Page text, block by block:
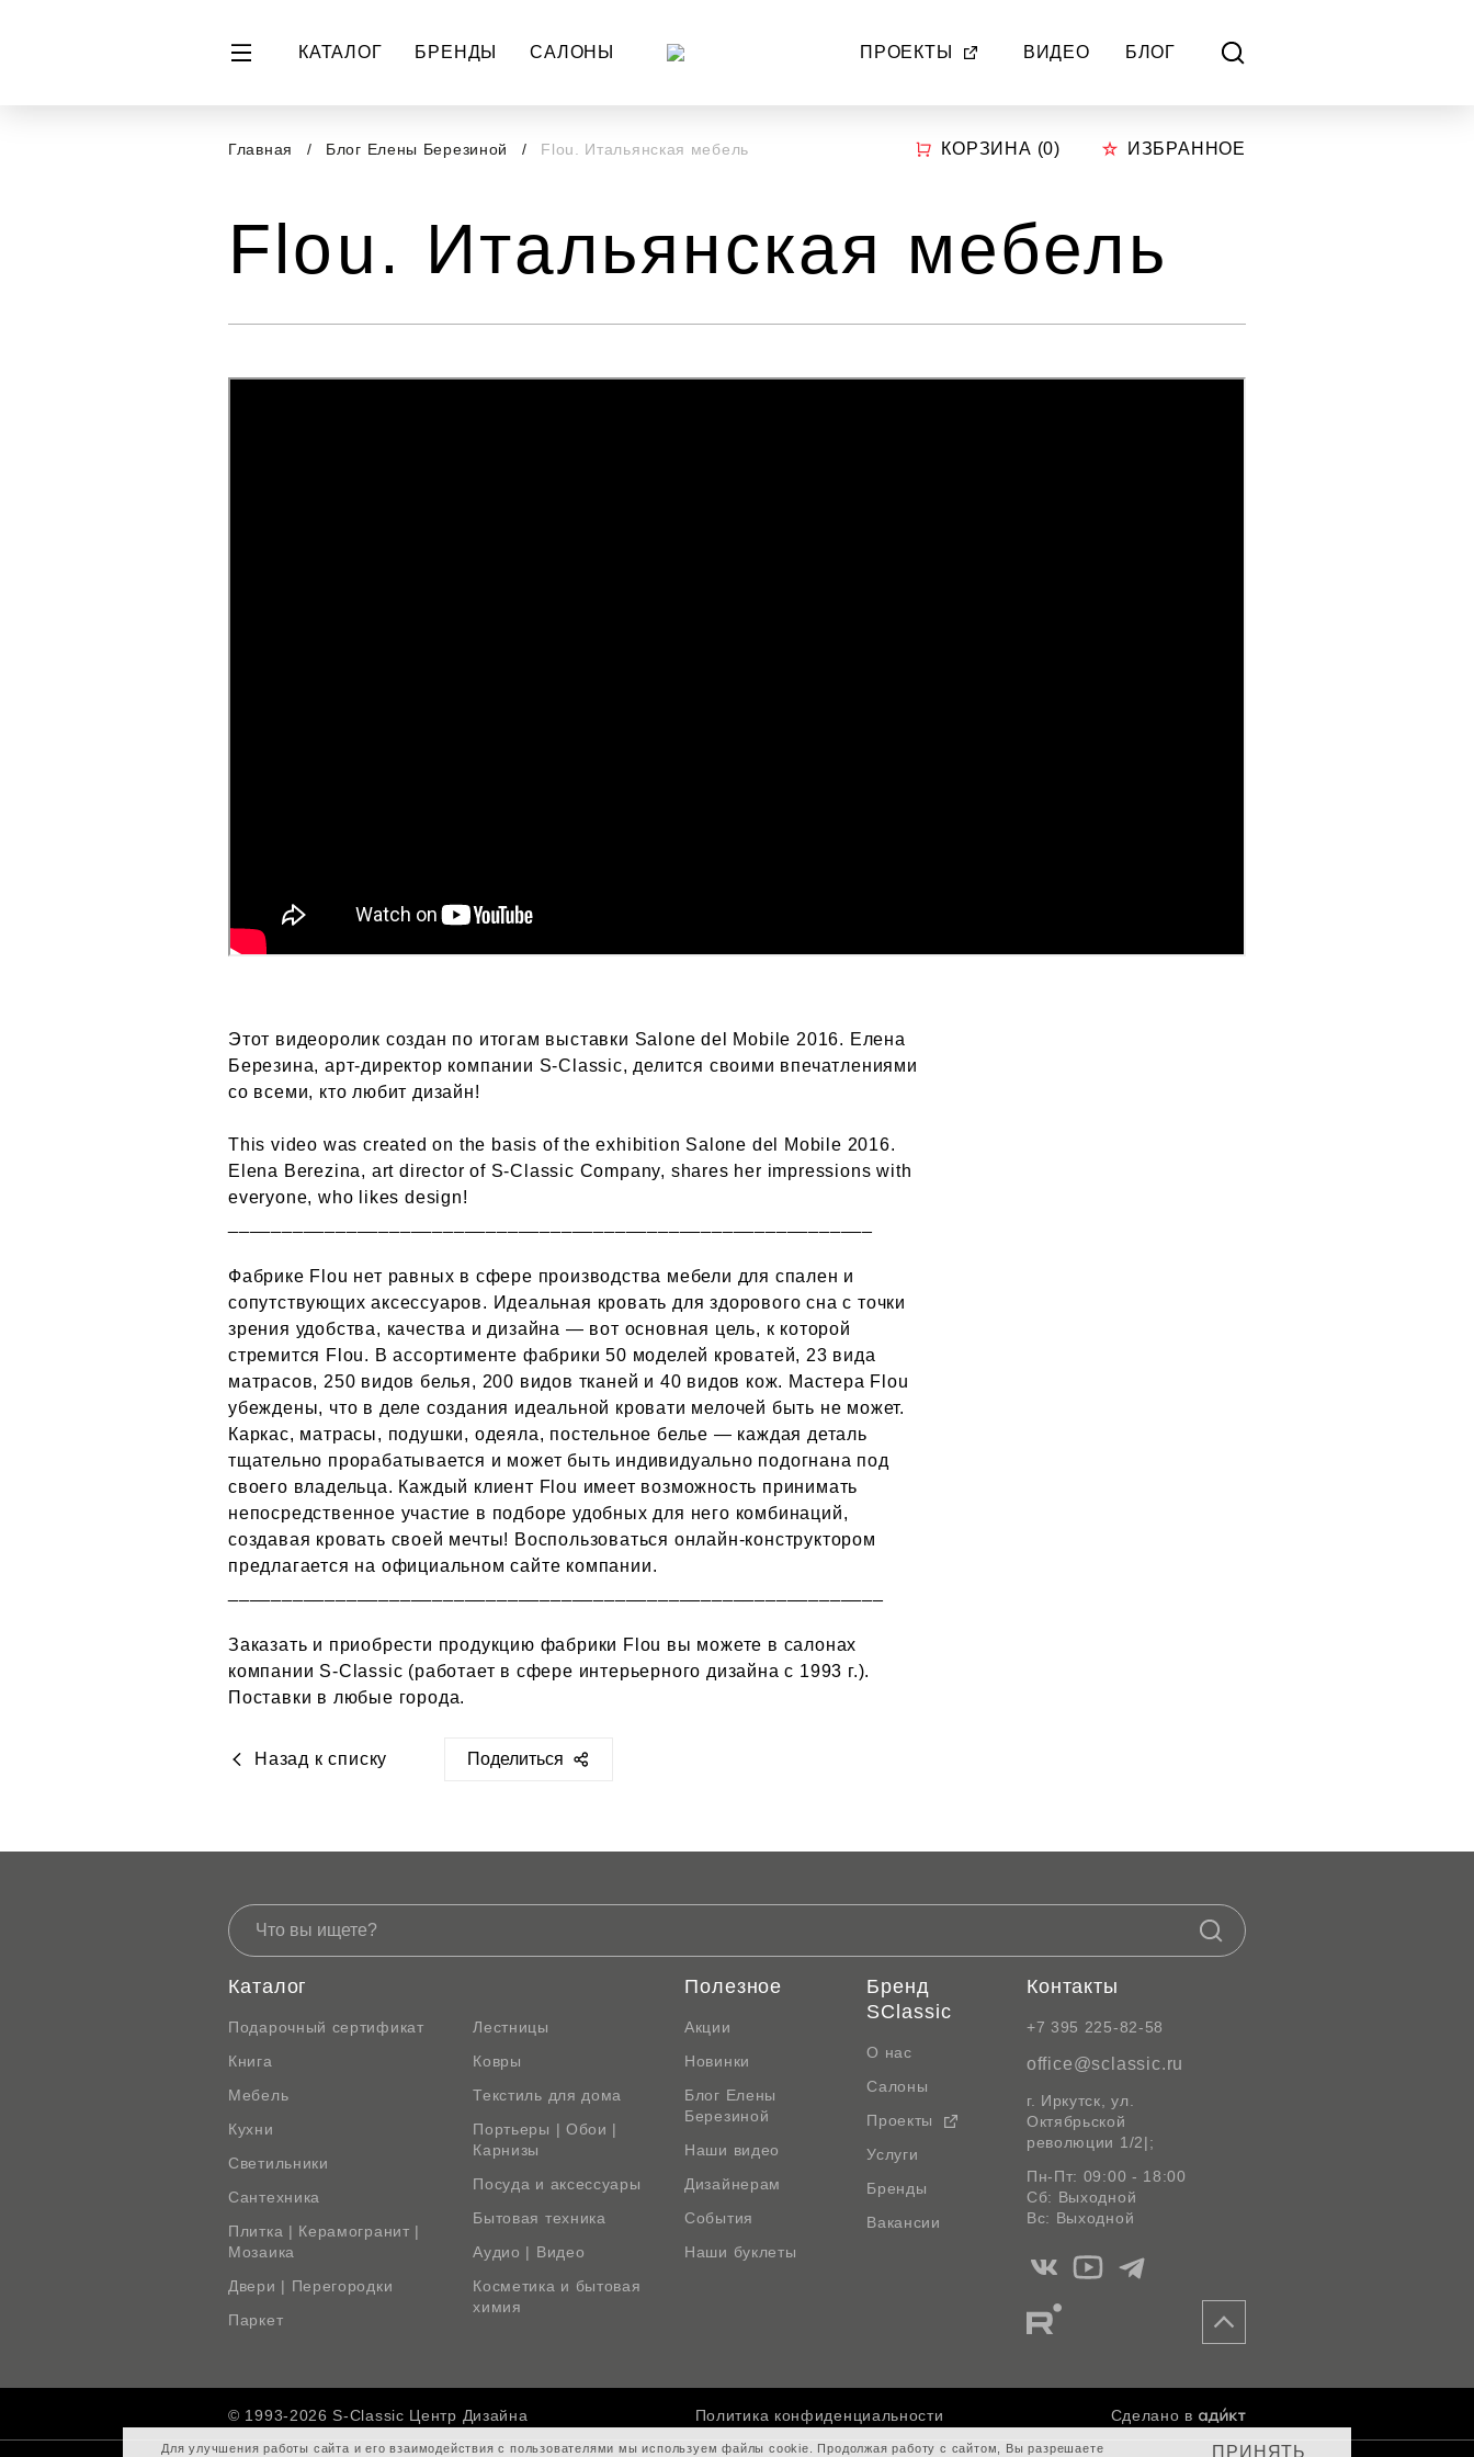
КАТАЛОГ БРЕНДЫ САЛОНЫ ПРОЕКТЫ ВИДЕО БЛОГ
Главная Блог Елены Березиной Flou. Итальянская мебель КОРЗИНА (0) ИЗБРАННОЕ
Flou. Итальянская мебель
Этот видеоролик создан по итогам выставки Salone del Mobile 2016. Елена
Березина, арт-директор компании S-Classic, делится своими впечатлениями
со всеми, кто любит дизайн!
This video was created on the basis of the exhibition Salone del Mobile 2016.
Elena Berezina, art director of S-Classic Company, shares her impressions with
everyone, who likes design!
Фабрике Flou нет равных в сфере производства мебели для спален и
сопутствующих аксессуаров. Идеальная кровать для здорового сна с точки
зрения удобства, качества и дизайна — вот основная цель, к которой
стремится Flou. В ассортименте фабрики 50 моделей кроватей, 23 вида
матрасов, 250 видов белья, 200 видов тканей и 40 видов кож. Мастера Flou
убеждены, что в деле создания идеальной кровати мелочей быть не может.
Каркас, матрасы, подушки, одеяла, постельное белье — каждая деталь
тщательно прорабатывается и может быть индивидуально подогнана под
своего владельца. Каждый клиент Flou имеет возможность принимать
непосредственное участие в подборе удобных для него комбинаций,
создавая кровать своей мечты! Воспользоваться онлайн-конструктором
предлагается на официальном сайте компании.
Заказать и приобрести продукцию фабрики Flou вы можете в салонах
компании S-Classic (работает в сфере интерьерного дизайна с 1993 г.).
Поставки в любые города.
Назад к списку
https://sclassic.ru/blog/video/4875/
Поделиться
Каталог
Подарочный сертификат
Книга
Мебель
Кухни
Светильники
Сантехника
Плитка | Керамогранит |
Мозаика
Двери | Перегородки
Паркет
Лестницы
Ковры
Текстиль для дома
Портьеры | Обои |
Карнизы
Посуда и аксессуары
Бытовая техника
Аудио | Видео
Косметика и бытовая
химия
Полезное
Акции
Новинки
Блог Елены
Березиной
Наши видео
Дизайнерам
События
Наши буклеты
Бренд
SClassic
О нас
Салоны
Проекты
Услуги
Бренды
Вакансии
Контакты
+7 395 225-82-58
office@sclassic.ru
г. Иркутск, ул.
Октябрьской
революции 1/2|;
Пн-Пт: 09:00 - 18:00
Сб: Выходной
Вс: Выходной
Мы
Вконтакте
Мы
Мы
Мы
© 1993-2026 S-Classic Центр Дизайна Политика конфиденциальности Сделано в
Для улучшения работы сайта и его взаимодействия с пользователями мы используем файлы cookie. Продолжая работу с сайтом, Вы разрешаете ПРИНЯТЬ